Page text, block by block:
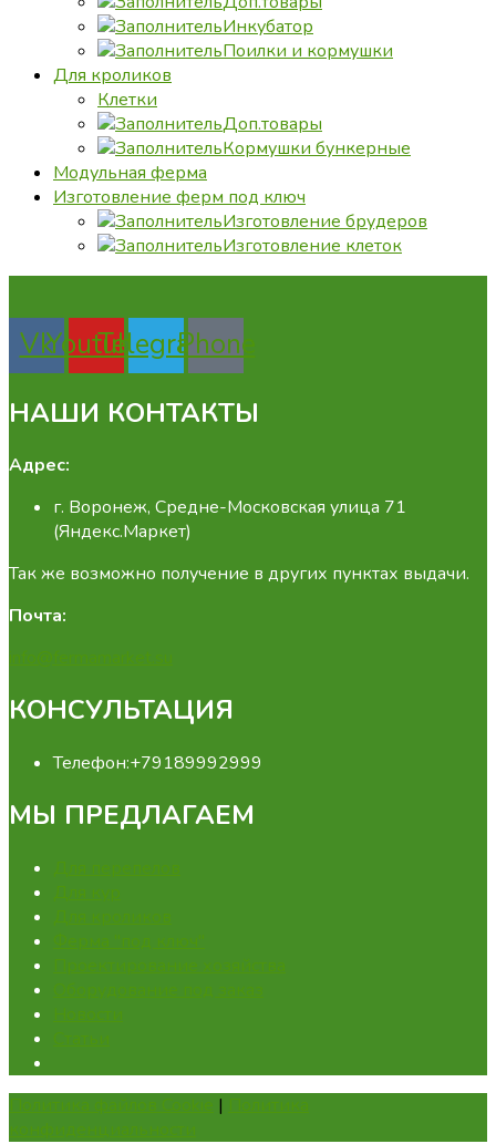
Инкубатор
Поилки и кормушки
Для кроликов
Клетки
Доп.товары
Кормушки бункерные
Модульная ферма
Изготовление ферм под ключ
Изготовление брудеров
Изготовление клеток
VkYoutubeTelegramPhone
НАШИ КОНТАКТЫ
Адрес:
г. Воронеж, Средне-Московская улица 71
(Яндекс.Маркет)
Так же возможно получение в других пунктах выдачи.
Почта:
info@fermamarket.su
КОНСУЛЬТАЦИЯ
Телефон:+79189992999
МЫ ПРЕДЛАГАЕМ
Для перепелов
Для кур
Для кроликов
Ферма "под ключ"
Проектирование хозяйства
Оборудование под заказ
Новости
Статьи
Политика файлов Cookie | Политика
конфиденциальности